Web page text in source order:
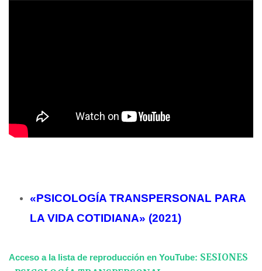
«PSICOLOGÍA TRANSPERSONAL PARA
LA VIDA COTIDIANA» (2021)
Acceso a la lista de reproducción en YouTube: SESIONES